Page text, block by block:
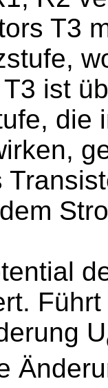
T3
ist
die
U